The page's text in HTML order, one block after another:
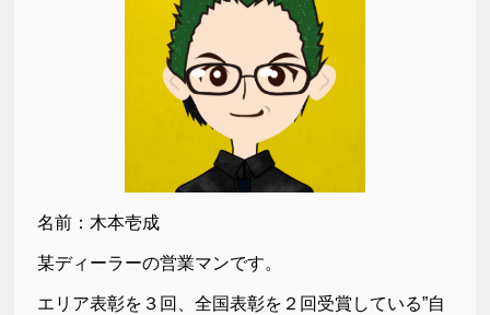
名前：木本壱成
某ディーラーの営業マンです。
エリア表彰を３回、全国表彰を２回受賞している”自